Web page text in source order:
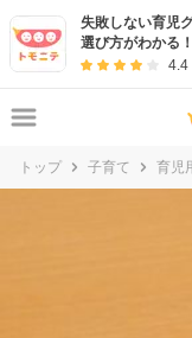
失敗しない育児
選び方がわかる！
4.4
トップ 子育て 育児
妊娠・出産・子育て情